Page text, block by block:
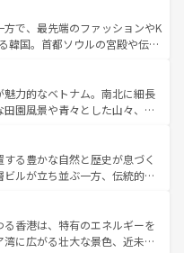
ワイ情報
てほしい。
しており、サーフィンやダイ
ウトドア好きにはたまらな
魅力を存分に味わいつくそ
る台湾東部など、都市の喧騒
り、訪れる人に新しい発見と
た、奥深い台湾の食文化も魅
など、バラエティ豊かな料理
新着の台湾情報は コンテンツ一覧を参
で、最先端のファッションやK
韓国。首都ソウルの宮殿や伝統
折々の自然美を楽しむことが
肉、絶品のストリートフード
待っている。夜には、韓国な
の多彩な魅力を心ゆくまで味
ほしい。 なお、新着の韓国情報はコンテンツ一
力的なベトナム。南北に細長
園風景や青々とした山々、世
く。ハノイの古い町並みやホ
代の建物も、独特の雰囲気を
エティの豊かさとおいしさで
ベトナムコーヒーなどは、ぜ
域を訪れてもあたたかい人々
、きっと忘れられない旅にな
る豊かな自然と歴史が息づく
ルが立ち並ぶ一方、伝統的な
ではチェンマイなどの山岳地
はプーケットやクラビの美し
しむことができる。タイ料理
香港は、特有のエネルギーを
に広がる壮大な景色、近未来